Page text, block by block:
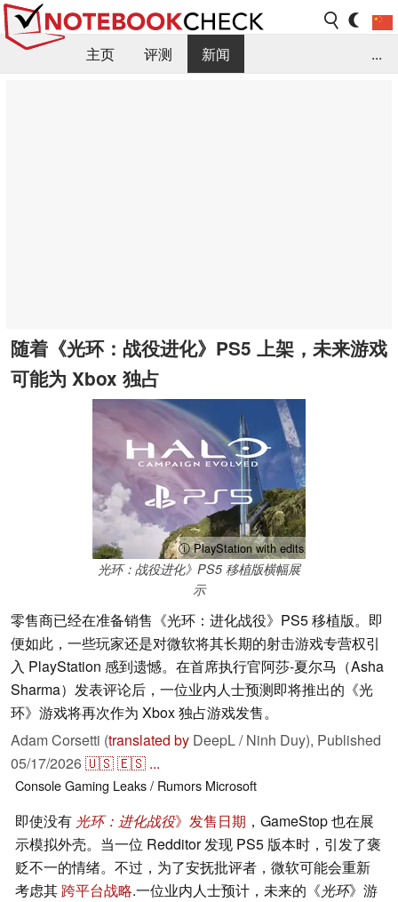
主页 评测
新闻
...
随着《光环：战役进化》PS5 上架，未来游戏
可能为 Xbox 独占
ⓘ PlayStation with edits
光环：战役进化》PS5 移植版横幅展
示
零售商已经在准备销售《光环：进化战役》PS5 移植版。即
便如此，一些玩家还是对微软将其长期的射击游戏专营权引
入 PlayStation 感到遗憾。在首席执行官阿莎-夏尔马（Asha
Sharma）发表评论后，一位业内人士预测即将推出的《光
环》游戏将再次作为 Xbox 独占游戏发售。
Adam Corsetti (translated by DeepL / Ninh Duy), Published
05/17/2026🇺🇸🇪🇸 ...
ConsoleGaming Leaks / Rumors Microsoft
即使没有 光环：进化战役》发售日期 ，GameStop 也在展
示模拟外壳。当一位 Redditor 发现 PS5 版本时，引发了褒
贬不一的情绪。不过，为了安抚批评者，微软可能会重新
考虑其 跨平台战略.一位业内人士预计，未来的《光环》游